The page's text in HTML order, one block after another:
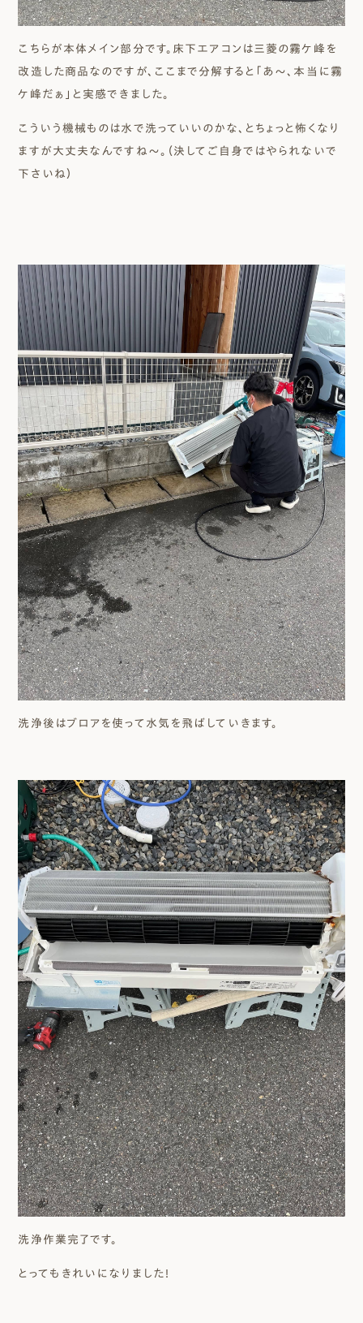
こちらが本体メイン部分です。床下エアコンは三菱の霧ケ峰を
改造した商品なのですが、ここまで分解すると「あ～、本当に霧
ケ峰だぁ」と実感できました。
こういう機械ものは水で洗っていいのかな、とちょっと怖くなり
ますが大丈夫なんですね～。（決してご自身ではやられないで
下さいね）
洗浄後はブロアを使って水気を飛ばしていきます。
洗浄作業完了です。
とってもきれいになりました！